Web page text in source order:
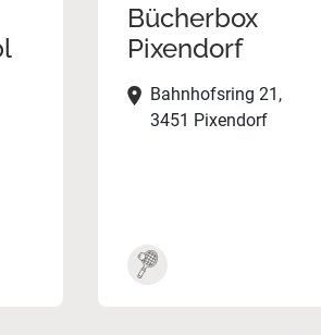
Bücherbox
Pixendorf
Bahnhofsring 21,
3451 Pixendorf